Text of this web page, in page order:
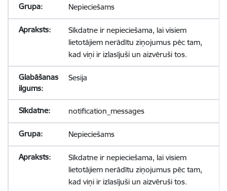
Nepieciešams
Sīkdatne ir nepieciešama, lai visiem
lietotājiem nerādītu ziņojumus pēc tam,
kad viņi ir izlasījuši un aizvēruši tos.
Sesija
notification_messages
Nepieciešams
Sīkdatne ir nepieciešama, lai visiem
lietotājiem nerādītu ziņojumus pēc tam,
kad viņi ir izlasījuši un aizvēruši tos.